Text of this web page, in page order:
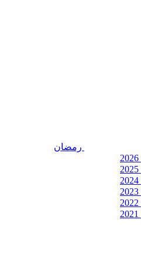
رمضان